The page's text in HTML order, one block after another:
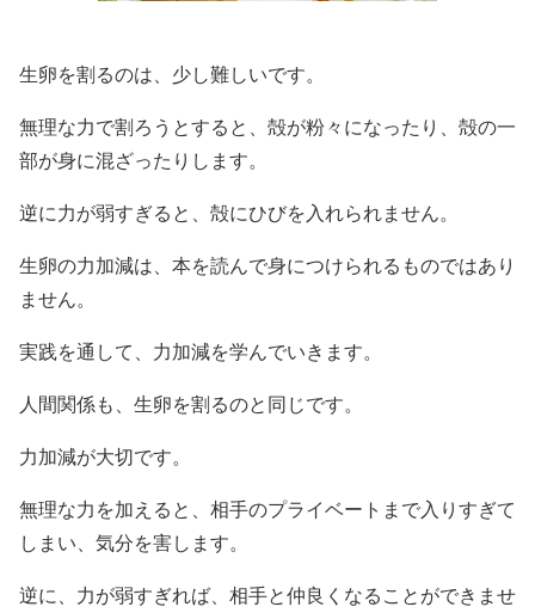
生卵を割るのは、少し難しいです。
無理な力で割ろうとすると、殻が粉々になったり、殻の一
部が身に混ざったりします。
逆に力が弱すぎると、殻にひびを入れられません。
生卵の力加減は、本を読んで身につけられるものではあり
ません。
実践を通して、力加減を学んでいきます。
人間関係も、生卵を割るのと同じです。
力加減が大切です。
無理な力を加えると、相手のプライベートまで入りすぎて
しまい、気分を害します。
逆に、力が弱すぎれば、相手と仲良くなることができませ